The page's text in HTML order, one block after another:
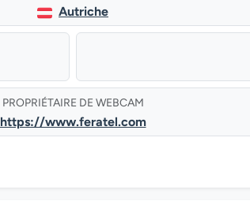
Autriche
PROPRIÉTAIRE DE WEBCAM
https://www.feratel.com